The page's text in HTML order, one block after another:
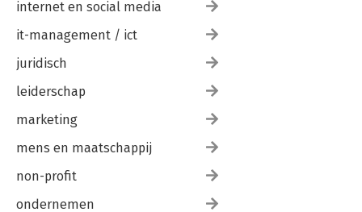
internet en social media
it-management / ict
juridisch
leiderschap
marketing
mens en maatschappij
non-profit
ondernemen